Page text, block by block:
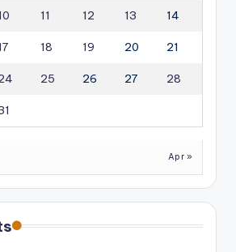
11 12 13 14
18 19 20 21
25 26 27 28
Apr »